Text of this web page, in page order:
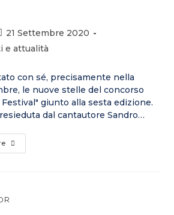
21 Settembre 2020
e attualità
con sé, precisamente nella
le nuove stelle del concorso
giunto alla sesta edizione.
dal cantautore Sandro…